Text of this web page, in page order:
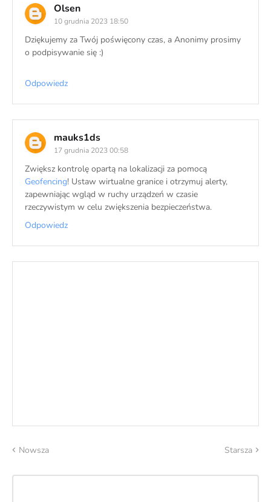
Olsen
10 grudnia 2023 18:50
Dziękujemy za Twój poświęcony czas, a Anonimy prosimy
o podpisywanie się :)
Odpowiedz
mauks1ds
17 grudnia 2023 00:58
Zwiększ kontrolę opartą na lokalizacji za pomocą
Geofencing! Ustaw wirtualne granice i otrzymuj alerty,
zapewniając wgląd w ruchy urządzeń w czasie
rzeczywistym w celu zwiększenia bezpieczeństwa.
Odpowiedz
Nowsza Starsza